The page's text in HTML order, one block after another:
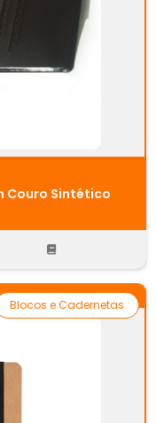
Couro Sintético
Blocos e Cadernetas